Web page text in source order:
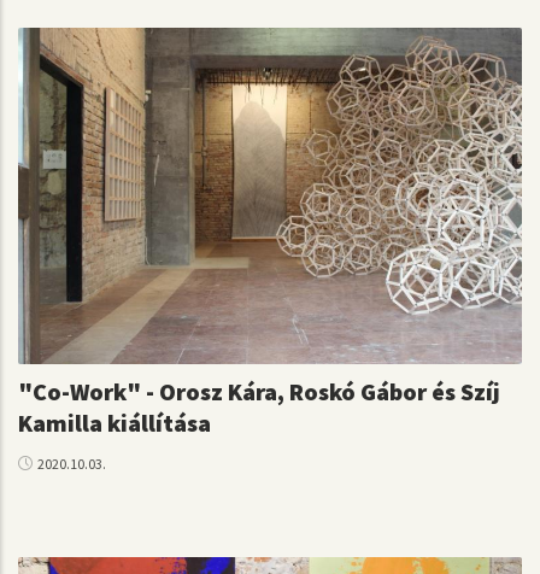
"Co-Work" - Orosz Kára, Roskó Gábor és Szíj
Kamilla kiállítása
2020.10.03.